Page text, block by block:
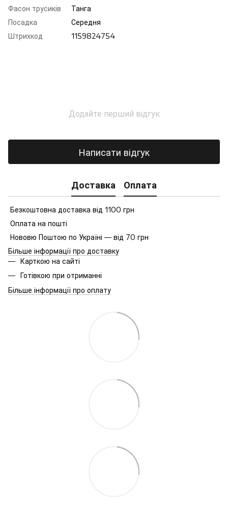
Фасон трусиків
Танга
Посадка
Середня
Штрихкод
1159824754
Додайте перший відгук
Написати відгук
Доставка Оплата
Безкоштовна доставка від 1100 грн
Оплата на пошті
Нововю Поштою по Україні — від 70 грн
Більше інформації про доставку
Карткою на сайті
Готівкою при отриманні
Більше інформації про оплату